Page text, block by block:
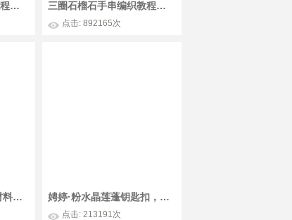
石榴石手绳视频编织教程视频 三圈石榴石手串编织教程视频
点击: 892165次
石榴石极细手绳 本款材料包已更新为二股辫的 更简单哦～搜索朝颜看新教程制作 娉婷·粉水晶莲蓬钥匙扣，用了我喜欢的草莓晶石榴石搭配粉晶莲蓬和藕粉流苏，超少女的~
点击: 213191次